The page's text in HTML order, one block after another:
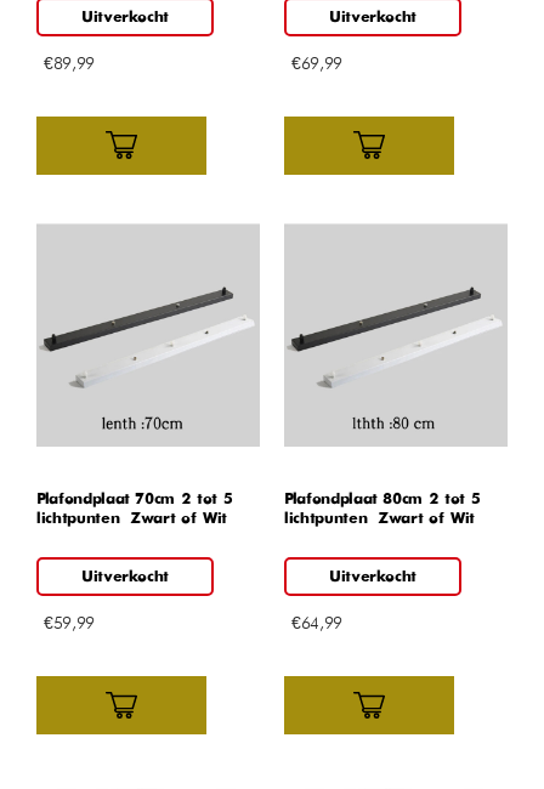
Uitverkocht
€89,99
Uitverkocht
€69,99
Plafondplaat 70cm 2 tot 5
lichtpunten – Zwart of Wit
Uitverkocht
€59,99
Plafondplaat 80cm 2 tot 5
lichtpunten – Zwart of Wit
Uitverkocht
€64,99